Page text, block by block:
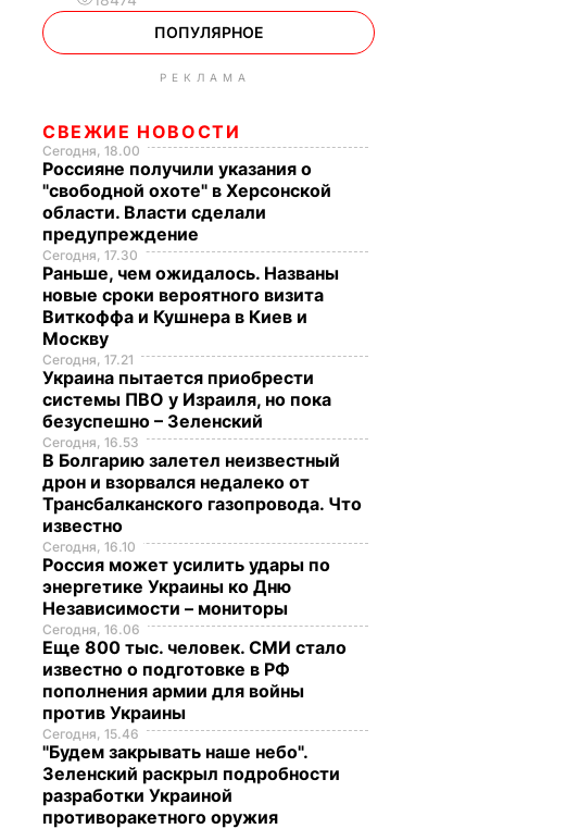
ПОПУЛЯРНОЕ
РЕКЛАМА
СВЕЖИЕ НОВОСТИ
Сегодня, 18.00
Россияне получили указания о
"свободной охоте" в Херсонской
области. Власти сделали
предупреждение
Сегодня, 17.30
Раньше, чем ожидалось. Названы
новые сроки вероятного визита
Виткоффа и Кушнера в Киев и
Москву
Сегодня, 17.21
Украина пытается приобрести
системы ПВО у Израиля, но пока
безуспешно – Зеленский
Сегодня, 16.53
В Болгарию залетел неизвестный
дрон и взорвался недалеко от
Трансбалканского газопровода. Что
известно
Сегодня, 16.10
Россия может усилить удары по
энергетике Украины ко Дню
Независимости – мониторы
Сегодня, 16.06
Еще 800 тыс. человек. СМИ стало
известно о подготовке в РФ
пополнения армии для войны
против Украины
Сегодня, 15.46
"Будем закрывать наше небо".
Зеленский раскрыл подробности
разработки Украиной
противоракетного оружия